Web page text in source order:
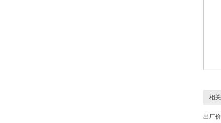
相关
出厂